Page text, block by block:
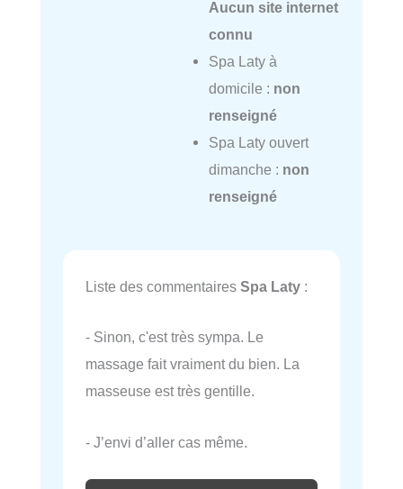
Aucun site internet
connu
Spa Laty à
domicile : non
renseigné
Spa Laty ouvert
dimanche : non
renseigné
Liste des commentaires Spa Laty :
- Sinon, c'est très sympa. Le
massage fait vraiment du bien. La
masseuse est très gentille.
- J’envi d’aller cas même.